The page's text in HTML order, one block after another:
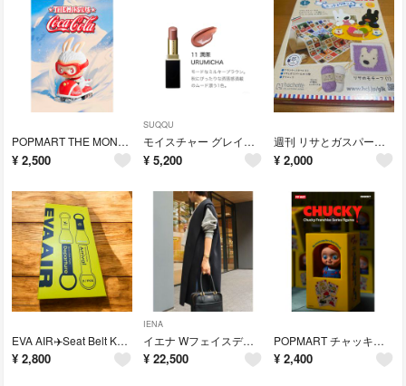
POPMART THE MONSTERS コカ・コーラ シリーズ
¥ 2,500
SUQQU
モイスチャー グレイズ リップスティック 11 潤茶 -URUMICHA
¥ 5,200
週刊 リサとガスパール ニット&クロシェ 全国版 1号
¥ 2,000
EVA AIR✈️Seat Belt Keychain ※1pcs
¥ 2,800
IENA
イエナ Wフェイスデザインベスト ブラック
¥ 22,500
POPMART チャッキーフランチャイズシリーズ ラスト1Peace
¥ 2,400